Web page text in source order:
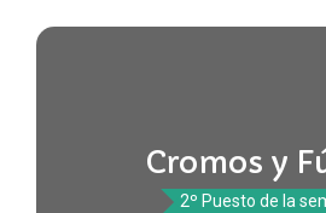
Cromos y
2º Puesto de la